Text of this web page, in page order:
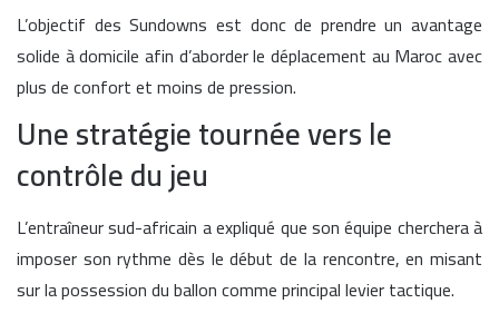
L’objectif des Sundowns est donc de prendre un avantage
solide à domicile afin d’aborder le déplacement au Maroc avec
plus de confort et moins de pression.
Une stratégie tournée vers le
contrôle du jeu
L’entraîneur sud-africain a expliqué que son équipe cherchera à
imposer son rythme dès le début de la rencontre, en misant
sur la possession du ballon comme principal levier tactique.